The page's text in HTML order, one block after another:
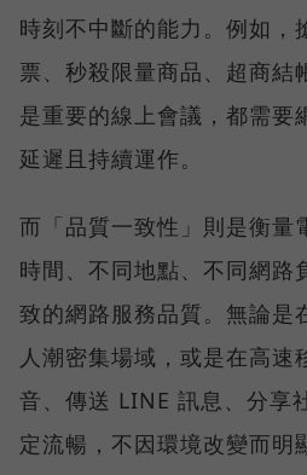
時刻不中斷的能力。例如，
票、秒殺限量商品、超商結
是重要的線上會議，都需要
延遲且持續運作。
而「品質一致性」則是衡量
時間、不同地點、不同網路
致的網路服務品質。無論是
人潮密集場域，或是在高速
音、傳送 LINE 訊息、分享
定流暢，不因環境改變而明